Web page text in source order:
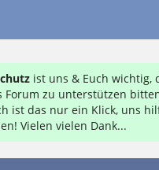
ist uns & Euch wichtig,
Forum zu unterstützen
ist das nur ein Klick, uns
Vielen vielen Dank...